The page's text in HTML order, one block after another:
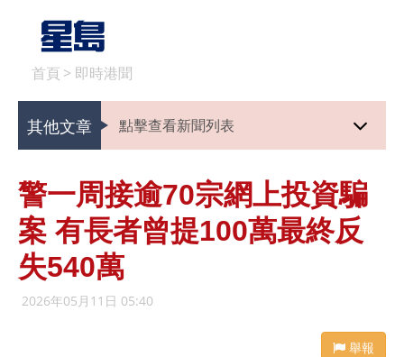
首頁 > 即時港聞
其他文章 點擊查看新聞列表
警一周接逾70宗網上投資騙
案 有長者曾提100萬最終反
失540萬
2026年05月11日 05:40
舉報